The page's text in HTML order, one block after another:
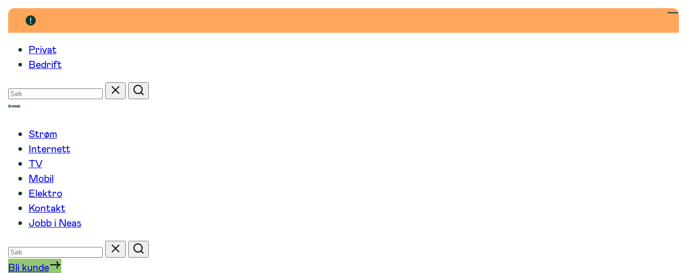
Hopp
Privat
Bedrift
Søk
etter
Tilbakestill
Søk
Strøm
Internett
TV
Mobil
Elektro
Kontakt
Jobb i Neas
Søk
etter
Tilbakestill
Søk
Bli kunde